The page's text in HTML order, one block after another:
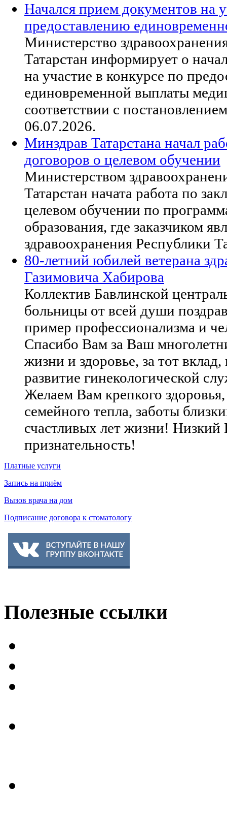
Начался прием документов на
предоставлению
Министерство
Татарстан информирует о
на участие в конкурсе по
единовременной выплаты
соответствии с
06.07.2026.
Минздрав Татарстана начал
договоров о целевом обучении
Министерством
Татарстан начата работа по
целевом обучении по
образования, где заказчиком
здравоохранения Республики
80-летний юбилей ветерана
Газимовича Хабирова
Коллектив Бавлинской
больницы от всей души
пример профессионализма и
Спасибо Вам за Ваш
жизни и здоровье, за тот
развитие гинекологической
Желаем Вам крепкого
семейного тепла, заботы
счастливых лет жизни!
признательность!
Платные услуги
Запись на приём
Вызов врача на дом
Подписание договора к стоматологу
Полезные ссылки